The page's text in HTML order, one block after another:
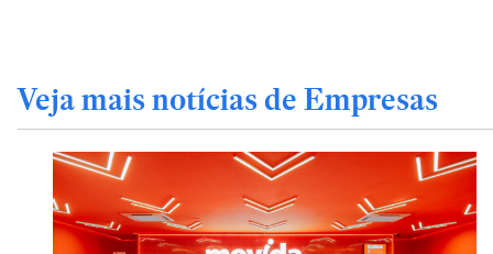
Veja mais notícias de Empresas